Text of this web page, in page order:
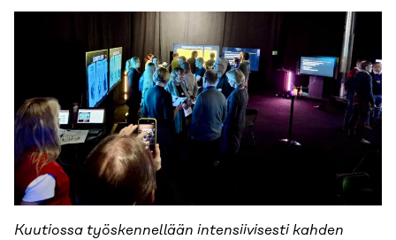
Kuutiossa työskennellään intensiivisesti kahden